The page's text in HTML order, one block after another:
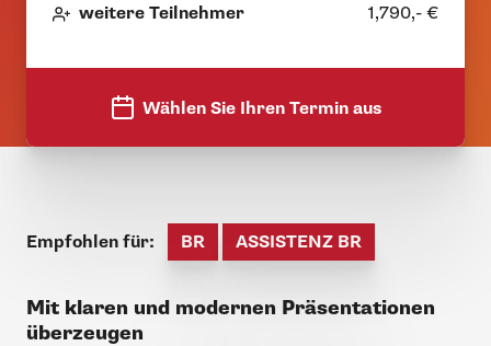
weitere Teilnehmer
1,790,- €
Wählen Sie Ihren Termin aus
Empfohlen für: BR ASSISTENZ BR
Mit klaren und modernen Präsentationen
überzeugen